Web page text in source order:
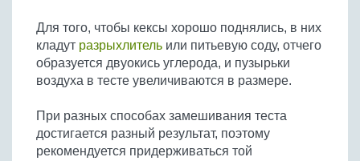
Для того, чтобы кексы хорошо поднялись, в них
кладут разрыхлитель или питьевую соду, отчего
образуется двуокись углерода, и пузырьки
воздуха в тесте увеличиваются в размере.
При разных способах замешивания теста
достигается разный результат, поэтому
рекомендуется придерживаться той